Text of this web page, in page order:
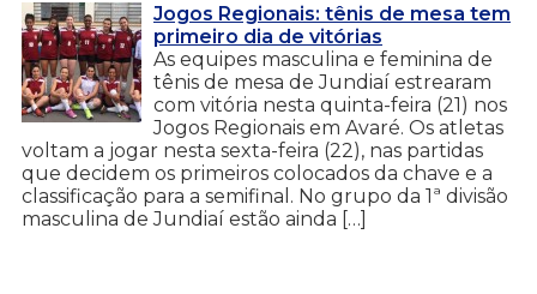
Jogos Regionais: tênis de mesa tem
primeiro dia de vitórias
As equipes masculina e feminina de
tênis de mesa de Jundiaí estrearam
com vitória nesta quinta-feira (21) nos
Jogos Regionais em Avaré. Os atletas
voltam a jogar nesta sexta-feira (22), nas partidas
que decidem os primeiros colocados da chave e a
classificação para a semifinal. No grupo da 1ª divisão
masculina de Jundiaí estão ainda […]